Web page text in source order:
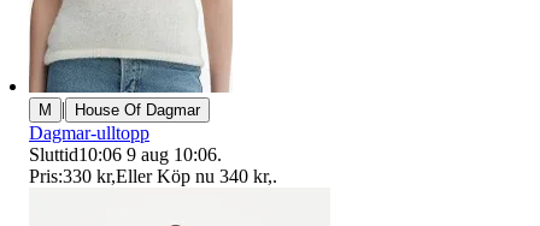
M | House Of Dagmar
Dagmar-ulltopp
Sluttid10:06 9 aug 10:06.
Pris:330 kr,Eller Köp nu 340 kr,.